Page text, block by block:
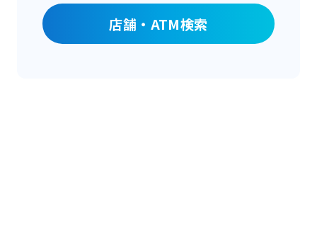
店舗・ATM検索